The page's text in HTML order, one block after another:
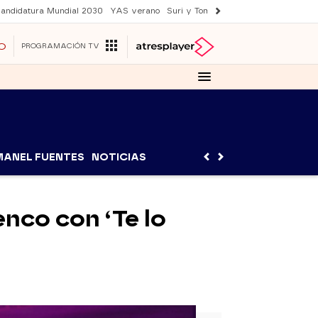
Mundial 2030 YAS verano Suri y Tom Cruise
PROGRAMACIÓN TV
FUENTES NOTICIAS
con ‘Te lo